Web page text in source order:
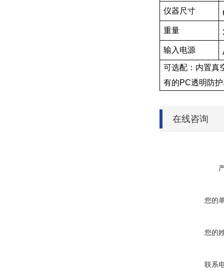
仪器尺寸
重量
输入电源
可选配：内置真
有的PC透明防
在线咨询
您的
您的
联系